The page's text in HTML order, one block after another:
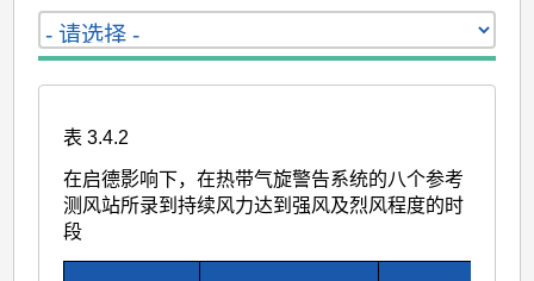
表 3.4.2
在启德影响下，在热带气旋警告系统的八个参考
测风站所录到持续风力达到强风及烈风程度的时
段